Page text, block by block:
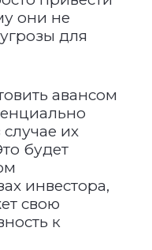
они не
для
авансом
их
будет
инвестора,
свою
к